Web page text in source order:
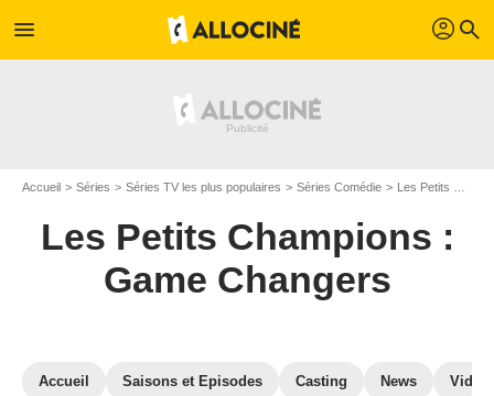
menu profil search
Accueil Séries Séries TV les plus populaires Séries Comédie Les Petits Champions : Game Changers
Les Petits Champions :
Game Changers
Accueil Saisons et Episodes Casting News